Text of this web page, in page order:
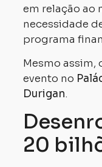
em relação ao
necessidade
programa
Mesmo assim,
evento no
Durigan.
20